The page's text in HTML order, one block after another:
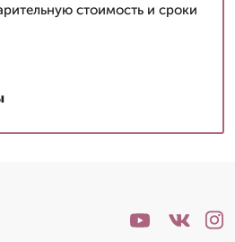
стоимость и сроки